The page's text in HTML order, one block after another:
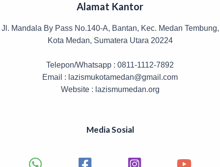
Alamat Kantor
Jl. Mandala By Pass No.140-A, Bantan, Kec. Medan Tembung,
Kota Medan, Sumatera Utara 20224
Telepon/Whatsapp : 0811-1112-7892
Email : lazismukotamedan@gmail.com
Website : lazismumedan.org
Media Sosial